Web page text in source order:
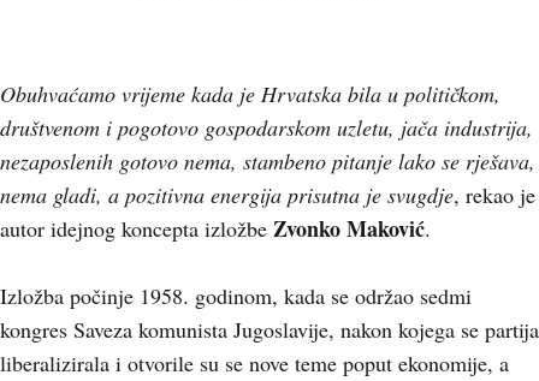
Obuhvaćamo vrijeme kada je Hrvatska bila u političkom,
društvenom i pogotovo gospodarskom uzletu, jača industrija,
nezaposlenih gotovo nema, stambeno pitanje lako se rješava,
nema gladi, a pozitivna energija prisutna je svugdje, rekao je
autor idejnog koncepta izložbe Zvonko Maković.
Izložba počinje 1958. godinom, kada se održao sedmi
kongres Saveza komunista Jugoslavije, nakon kojega se partija
liberalizirala i otvorile su se nove teme poput ekonomije, a